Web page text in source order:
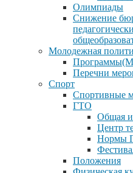
Олимпиады
Снижение
Молодежная
Перечни
Спорт
Спортивные
ГТО
Общая
Центр
Нормы
Положения